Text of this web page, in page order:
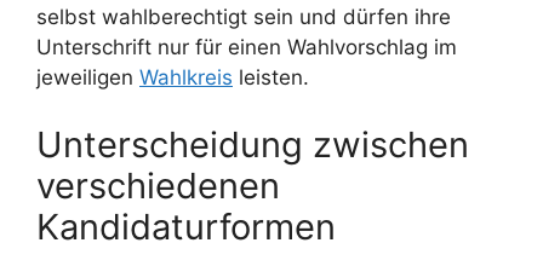
selbst wahlberechtigt sein und dürfen ihre
Unterschrift nur für einen Wahlvorschlag im
jeweiligen Wahlkreis leisten.
Unterscheidung zwischen
verschiedenen
Kandidaturformen